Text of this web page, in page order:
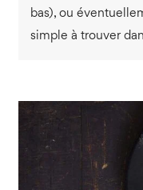
bas), ou
simple à trouver